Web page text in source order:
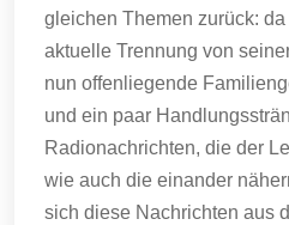
gleichen Themen zurück:
aktuelle Trennung von
nun offenliegende
und ein paar
Radionachrichten, die der
wie auch die einander
sich diese Nachrichten aus